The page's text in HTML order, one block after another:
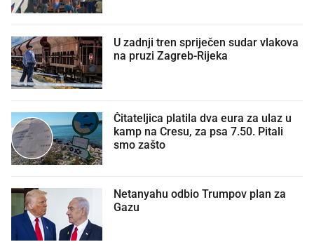
U zadnji tren spriječen sudar vlakova
na pruzi Zagreb-Rijeka
Čitateljica platila dva eura za ulaz u
kamp na Cresu, za psa 7.50. Pitali
smo zašto
Netanyahu odbio Trumpov plan za
Gazu